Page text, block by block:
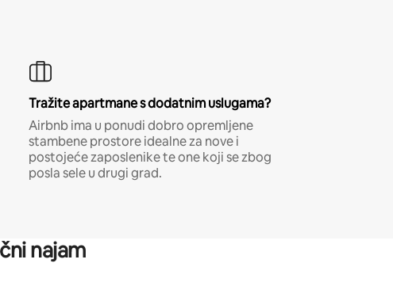
Tražite apartmane s dodatnim uslugama?
Airbnb ima u ponudi dobro opremljene
stambene prostore idealne za nove i
postojeće zaposlenike te one koji se zbog
posla sele u drugi grad.
najam